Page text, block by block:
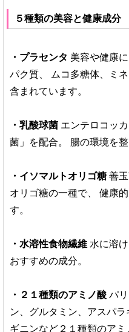
５種類の美容と健康成分
・プラセンタ 美容や健康
パク質、
ムコ多糖体、ミ
含まれています。
・乳酸球菌 エンテロコッ
菌」を配合。
腸の環境を
・イソマルトオリゴ糖 善
オリゴ糖の一種で、
健康
す。
・水溶性食物繊維 水に溶
おすすめの成分。
・２１種類のアミノ酸 パ
ン、グルタミン、アスパラ
ギニンなど２１種類のアミ